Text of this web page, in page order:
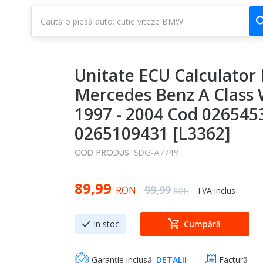
Unitate ECU Calculator
Mercedes Benz A Class
1997 - 2004 Cod
0265109431 [L3362]
COD PRODUS: SDG-A7749
Special Price
89,99 RON Regular Price
99,99 RON TVA inclus
In stoc Cumpără
Garanție inclusă: DETALII Factură